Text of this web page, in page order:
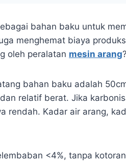
bahan baku untuk
menghemat biaya
oleh peralatan mesin arang?
bahan baku adalah
relatif berat. Jika
rendah. Kadar air arang,
<4%, tanpa